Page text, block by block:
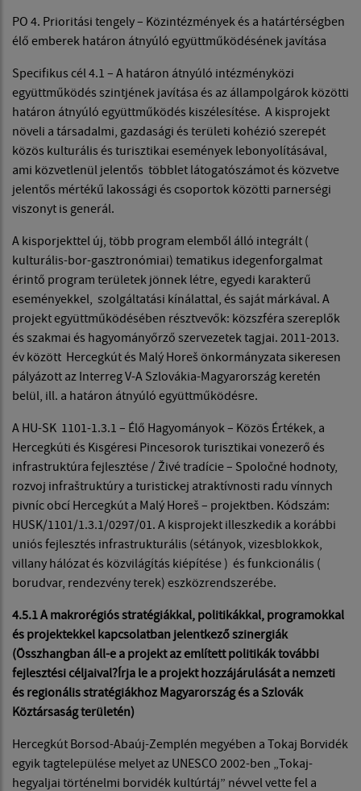
PO 4. Prioritási tengely – Közintézmények és a határtérségben
élő emberek határon átnyúló együttműködésének javítása
Specifikus cél 4.1 – A határon átnyúló intézményközi
együttműködés szintjének javítása és az állampolgárok közötti
határon átnyúló együttműködés kiszélesítése. A kisprojekt
növeli a társadalmi, gazdasági és területi kohézió szerepét
közös kulturális és turisztikai események lebonyolításával,
ami közvetlenül jelentős többlet látogatószámot és közvetve
jelentős mértékű lakossági és csoportok közötti parnerségi
viszonyt is generál.
A kisporjekttel új, több program elemből álló integrált (
kulturális-bor-gasztronómiai) tematikus idegenforgalmat
érintő program területek jönnek létre, egyedi karakterű
eseményekkel, szolgáltatási kínálattal, és saját márkával. A
projekt együttműködésében résztvevők: közszféra szereplők
és szakmai és hagyományőrző szervezetek tagjai. 2011-2013.
év között Hercegkút és Malý Horeš önkormányzata sikeresen
pályázott az Interreg V-A Szlovákia-Magyarország keretén
belül, ill. a határon átnyúló együttműködésre.
A HU-SK 1101-1.3.1 – Élő Hagyományok – Közös Értékek, a
Hercegkúti és Kisgéresi Pincesorok turisztikai vonezerő és
infrastruktúra fejlesztése / Živé tradície – Spoločné hodnoty,
rozvoj infraštruktúry a turistickej atraktívnosti radu vínnych
pivníc obcí Hercegkút a Malý Horeš – projektben. Kódszám:
HUSK/1101/1.3.1/0297/01. A kisprojekt illeszkedik a korábbi
uniós fejlesztés infrastrukturális (sétányok, vizesblokkok,
villany hálózat és közvilágítás kiépítése ) és funkcionális (
borudvar, rendezvény terek) eszközrendszerébe.
4.5.1 A makrorégiós stratégiákkal, politikákkal, programokkal
és projektekkel kapcsolatban jelentkező szinergiák
(Összhangban áll-e a projekt az említett politikák további
fejlesztési céljaival?Írja le a projekt hozzájárulását a nemzeti
és regionális stratégiákhoz Magyarország és a Szlovák
Köztársaság területén)
Hercegkút Borsod-Abaúj-Zemplén megyében a Tokaj Borvidék
egyik tagtelepülése melyet az UNESCO 2002-ben „Tokaj-
hegyaljai történelmi borvidék kultúrtáj” névvel vette fel a